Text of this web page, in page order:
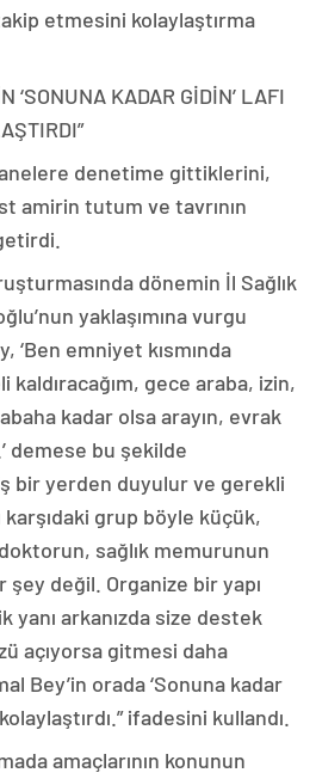
etmesini kolaylaştırma
‘SONUNA KADAR GİDİN’ LAFI
denetime gittiklerini,
amirin tutum ve tavrının
dönemin İl Sağlık
yaklaşımına vurgu
‘Ben emniyet kısmında
kaldıracağım, gece araba, izin,
kadar olsa arayın, evrak
demese bu şekilde
bir yerden duyulur ve gerekli
karşıdaki grup böyle küçük,
sağlık memurunun
şey değil. Organize bir yapı
arkanızda size destek
açıyorsa gitmesi daha
Bey’in orada ‘Sonuna kadar
ifadesini kullandı.
amaçlarının konunun